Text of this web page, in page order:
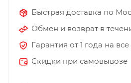
Быстрая доставка по
Обмен и возврат в
Гарантия от 1 года на
Скидки при самовывозе